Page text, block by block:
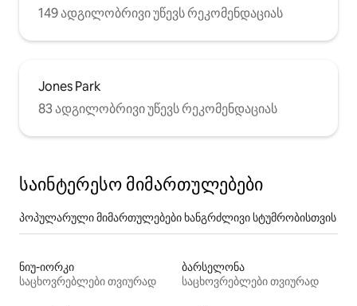
149 ადგილობრივი უწევს რეკომენდაციას
Jones Park
83 ადგილობრივი უწევს რეკომენდაციას
საინტერესო მიმართულებები
პოპულარული მიმართულებები ხანგრძლივი სტუმრობისთვის
ნიუ-იორკი
საცხოვრებლები თვიურად
ბარსელონა
საცხოვრებლები თვიურად